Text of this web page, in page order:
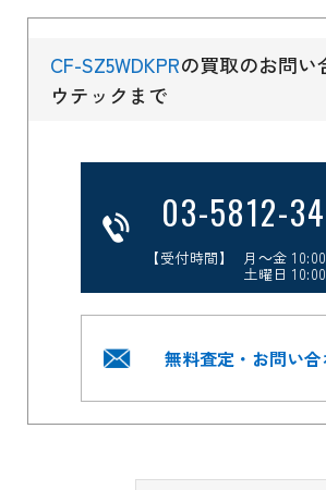
CF-SZ5WDKPRの買取のお問い
ウテックまで
03-5812-
【受付時間】 月～金
土曜日
無料査定・お問い合